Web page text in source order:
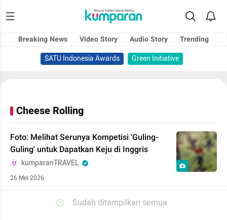
Breaking News Video Story Audio Story
Trending
SATU Indonesia Awards
Green Initiative
Cheese Rolling
Foto: Melihat Serunya Kompetisi 'Guling-
Guling' untuk Dapatkan Keju di Inggris
kumparanTRAVEL
26 Mei 2026
Sudah ditampilkan semua